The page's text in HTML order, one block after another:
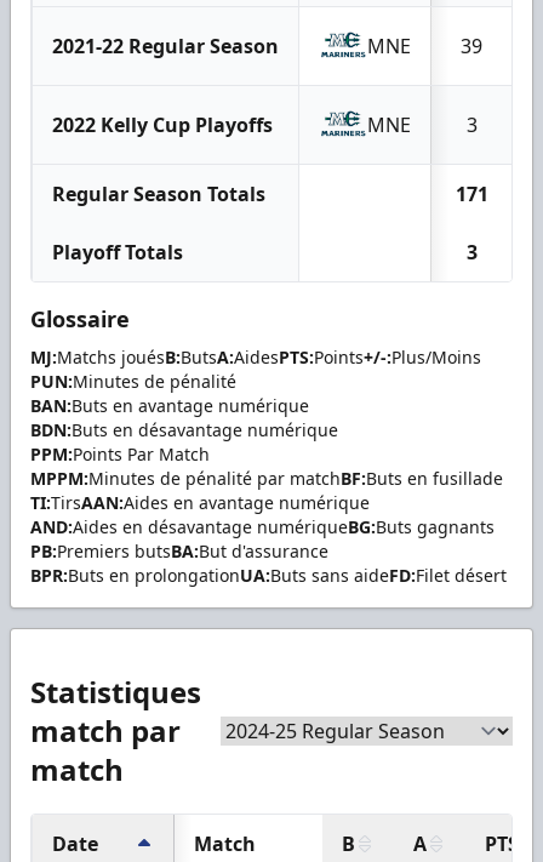
2021-22 Regular Season MNE 39
2022 Kelly Cup Playoffs MNE 3
Regular Season Totals 171
Playoff Totals 3
Glossaire
MJ:Matchs jouésB:ButsA:AidesPTS:Points+/-:Plus/Moins
PUN:Minutes de pénalité
BAN:Buts en avantage numérique
BDN:Buts en désavantage numérique
PPM:Points Par Match
MPPM:Minutes de pénalité par matchBF:Buts en fusillade
TI:TirsAAN:Aides en avantage numérique
AND:Aides en désavantage numériqueBG:Buts gagnants
PB:Premiers butsBA:But d'assurance
BPR:Buts en prolongationUA:Buts sans aideFD:Filet désert
Statistiques
match par
match
Date Match B A PTS